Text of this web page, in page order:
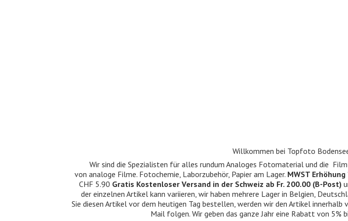
Willkommen bei Topfoto
Wir sind die Spezialisten für alles rundum Analoges Fotomaterial und die
von analoge Filme. Fotochemie, Laborzubehör, Papier am Lager. MWST
CHF 5.90 Gratis Kostenloser Versand in der Schweiz ab Fr. 200.00 (B-Post)
der einzelnen Artikel kann variieren, wir haben mehrere Lager in Belgien,
Sie diesen Artikel vor dem heutigen Tag bestellen, werden wir den Artikel innerhalb
Mail folgen. Wir geben das ganze Jahr eine Rabatt von